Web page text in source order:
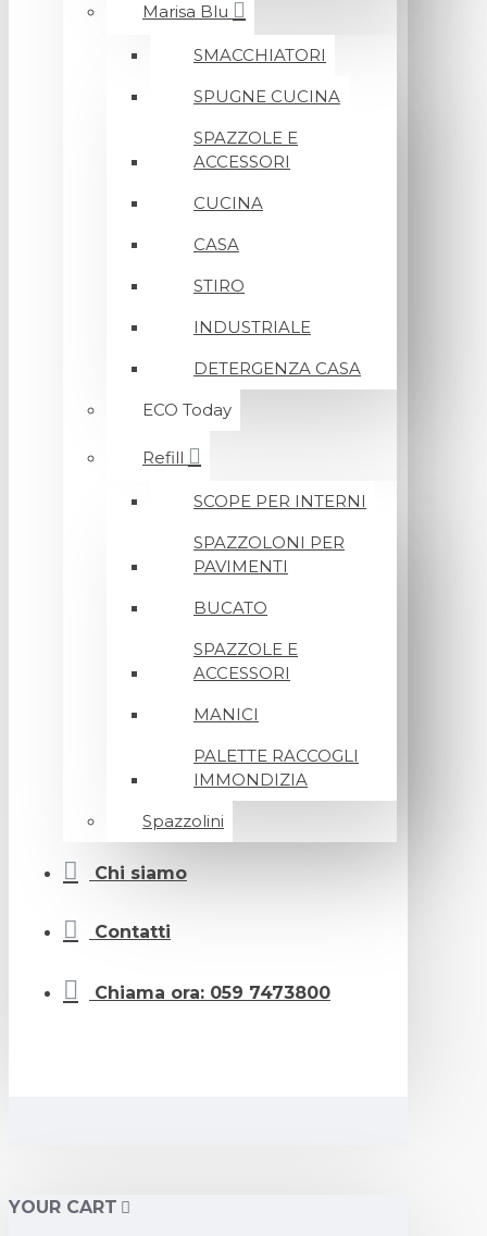
Marisa Blu
SMACCHIATORI
SPUGNE CUCINA
SPAZZOLE E
ACCESSORI
CUCINA
CASA
STIRO
INDUSTRIALE
DETERGENZA CASA
ECO Today
Refill
SCOPE PER INTERNI
SPAZZOLONI PER
PAVIMENTI
BUCATO
SPAZZOLE E
ACCESSORI
MANICI
PALETTE RACCOGLI
IMMONDIZIA
Spazzolini
Chi siamo
Contatti
Chiama ora: 059 7473800
YOUR CART